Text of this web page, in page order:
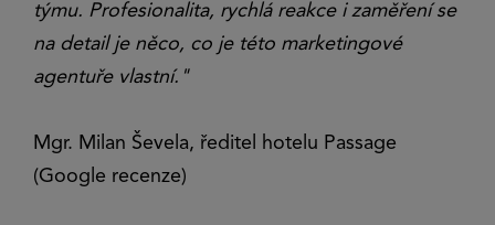
týmu. Profesionalita, rychlá reakce i zaměření se
na detail je něco, co je této marketingové
agentuře vlastní."
Mgr. Milan Ševela, ředitel hotelu Passage
(Google recenze)